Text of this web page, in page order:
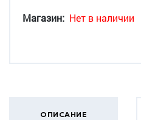
Магазин: Нет в наличии
ОПИСАНИЕ